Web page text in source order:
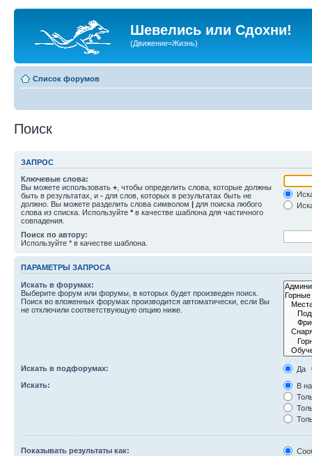
Шевелись или Сдохни!
(Движение=Жизнь)
Список форумов
Поиск
ЗАПРОС
Ключевые слова:
Вы можете использовать + , чтобы определить слова, которые должны
быть в результатах, и - для слов, которых в результатах быть не
должно. Вы можете разделить слова символом | для поиска любого
слова из списка. Используйте * в качестве шаблона для частичного
совпадения.
Поиск по автору:
Используйте * в качестве шаблона.
ПАРАМЕТРЫ ЗАПРОСА
Искать в форумах:
Выберите форум или форумы, в которых будет произведен поиск.
Поиск во вложенных форумах производится автоматически, если Вы
не отключили соответствующую опцию ниже.
Искать в подфорумах:
Да
Искать:
В
Показывать результаты как: